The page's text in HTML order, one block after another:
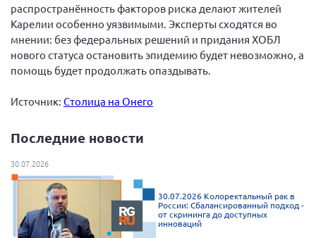
Общероссийская РС
Алтайский край
Владимирская область
Волгоградская область
Воронежская область
Ивановская область
Калининградская область
распространённость факторов риска делают жителей
Карелии особенно уязвимыми. Эксперты сходятся во
мнении: без федеральных решений и придания ХОБЛ
нового статуса остановить эпидемию будет невозможно, а
помощь будет продолжать опаздывать.
Источник: Столица на Онего
Последние новости
30.07.2026
30.07.2026 Колоректальный рак в
России: Сбалансированный подход -
от скрининга до доступных
инноваций